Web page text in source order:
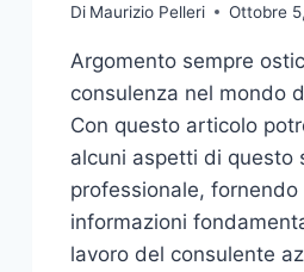
Di Maurizio Pelleri Ottobre
Argomento sempre
consulenza nel mondo
Con questo articolo
alcuni aspetti di questo
professionale, fornendo
informazioni
lavoro del consulente